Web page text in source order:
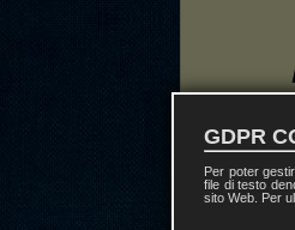
GDPR
Per poter
file di testo
sito Web. Per